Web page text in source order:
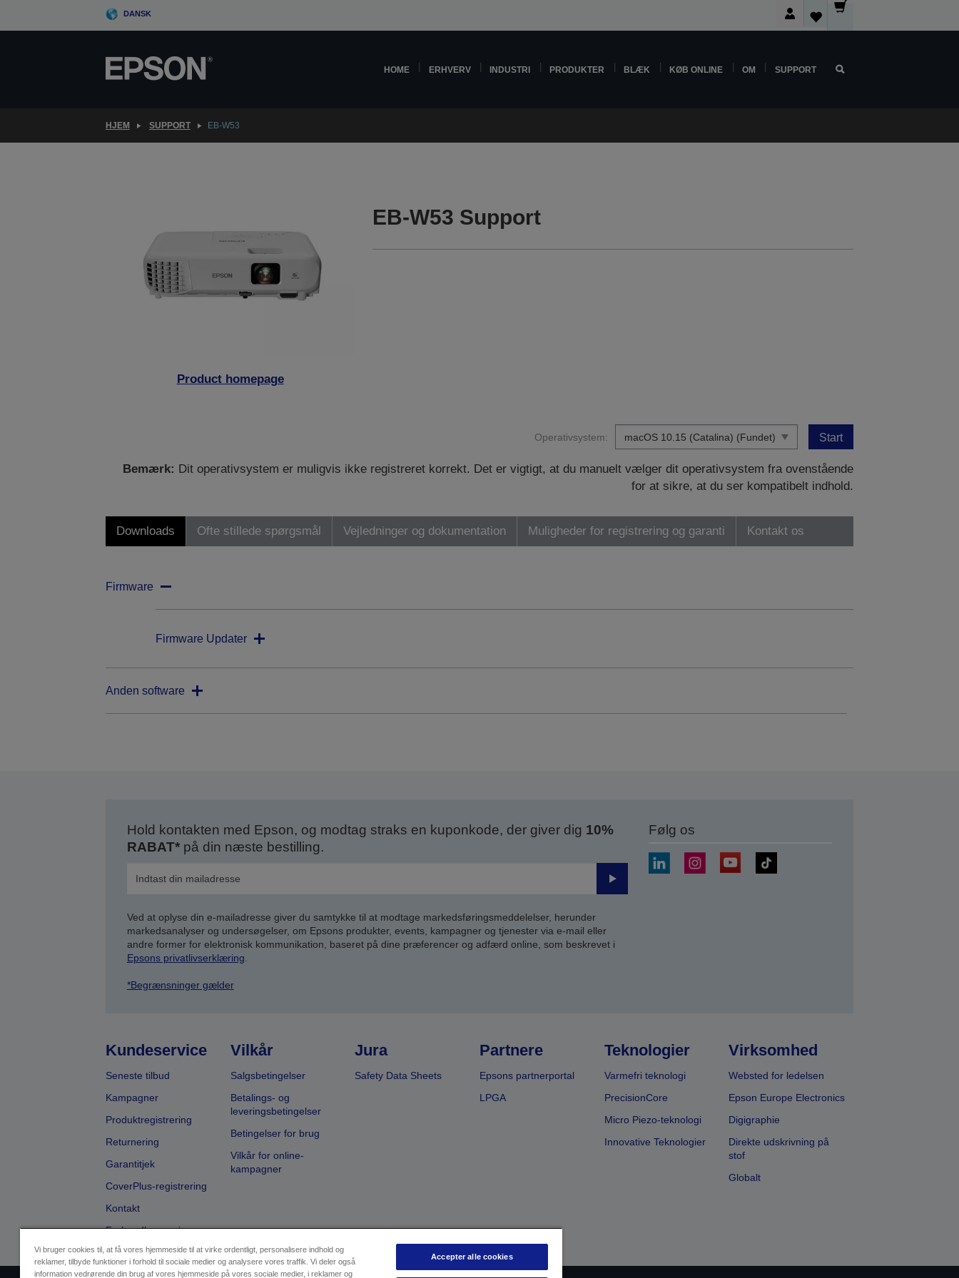
DANSK
HOME ERHVERV INDUSTRI PRODUKTER BLÆK KØB ONLINE OM SUPPORT
HJEM SUPPORT EB-W53
Product homepage
EB-W53 Support
Operativsystem: Start
Bemærk: Dit operativsystem er muligvis ikke registreret korrekt. Det er vigtigt, at du manuelt vælger dit operativsystem fra ovenstående
for at sikre, at du ser kompatibelt indhold.
Downloads Ofte stillede spørgsmål Vejledninger og dokumentation Muligheder for registrering og garanti Kontakt os
Firmware
Firmware Updater
Anden software
Hold kontakten med Epson, og modtag straks en kuponkode, der giver dig 10%
RABAT*på din næste bestilling.
Send
Ved at oplyse din e-mailadresse giver du samtykke til at modtage markedsføringsmeddelelser, herunder
markedsanalyser og undersøgelser, om Epsons produkter, events, kampagner og tjenester via e-mail eller
andre former for elektronisk kommunikation, baseret på dine præferencer og adfærd online, som beskrevet i
Epsons privatlivserklæring.
*Begrænsninger gælder
Følg os
Kundeservice
Seneste tilbud
Kampagner
Produktregistrering
Returnering
Garantitjek
CoverPlus-registrering
Kontakt
Forhandlersøgning
Vilkår
Salgsbetingelser
Betalings- og
leveringsbetingelser
Betingelser for brug
Vilkår for online-
kampagner
Jura
Safety Data Sheets
Partnere
Epsons partnerportal
LPGA
Teknologier
Varmefri teknologi
PrecisionCore
Micro Piezo-teknologi
Innovative Teknologier
Virksomhed
Websted for ledelsen
Epson Europe Electronics
Digigraphie
Direkte udskrivning på
stof
Globalt
Vi bruger cookies til, at få vores hjemmeside til at virke ordentligt, personalisere indhold og
reklamer, tilbyde funktioner i forhold til sociale medier og analysere vores traffik. Vi deler også
information vedrørende din brug af vores hjemmeside på vores sociale medier, i reklamer og
Accepter alle cookies